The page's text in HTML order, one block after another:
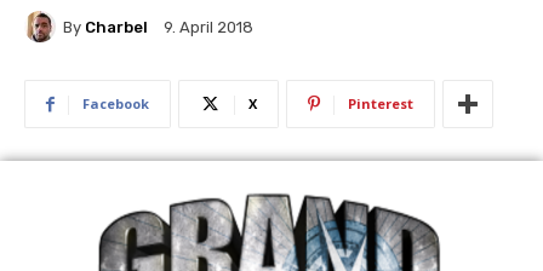
By Charbel 9. April 2018
Facebook X Pinterest